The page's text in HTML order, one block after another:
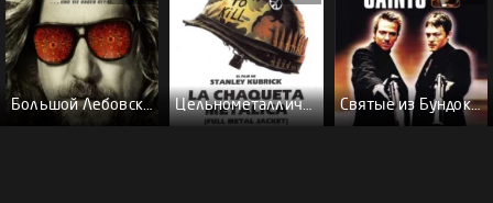
Большой Лебовски - (Перевод Гоблина) Цельнометаллическая оболочка - (Перевод Гоблина) Святые из Бундока \ Святые из трущоб - (Перевод Гоблина)